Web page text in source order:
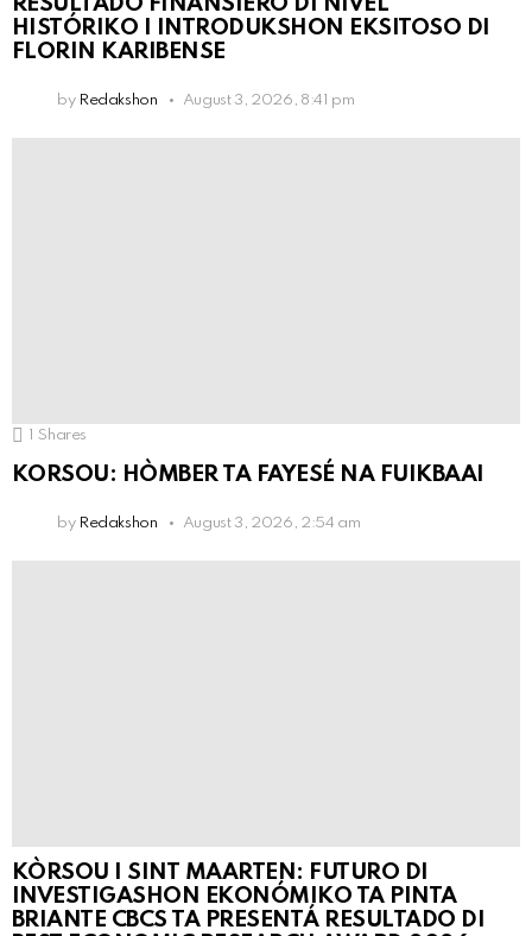
HISTÓRIKO I INTRODUKSHON EKSITOSO DI
FLORIN KARIBENSE
by Redakshon August 3, 2026, 8:41 pm
1 Shares
KORSOU: HÒMBER TA FAYESÉ NA FUIKBAAI
by Redakshon August 3, 2026, 2:54 am
KÒRSOU I SINT MAARTEN: FUTURO DI
INVESTIGASHON EKONÓMIKO TA PINTA
BRIANTE CBCS TA PRESENTÁ RESULTADO DI